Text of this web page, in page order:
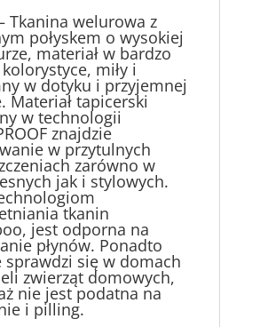
Tkanina welurowa z
połyskem o wysokiej
materiał w bardzo
miły i
w dotyku i przyjemnej
Materiał tapicerski
w technologii
znajdzie
w przytulnych
zarówno w
jak i stylowych.
tkanin
jest odporna na
płynów. Ponadto
sprawdzi się w domach
zwierząt domowych,
nie jest podatna na
i pilling.